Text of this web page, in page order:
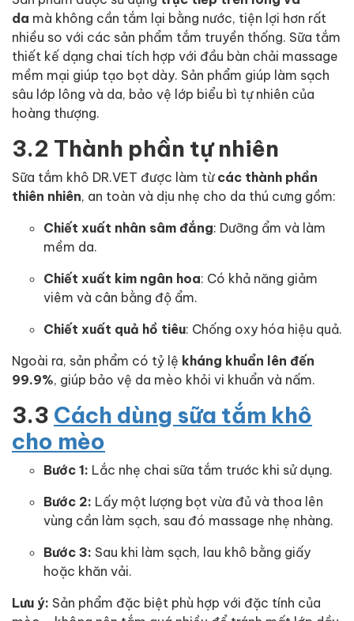
da mà không cần tắm lại bằng nước, tiện lợi hơn rất
nhiều so với các sản phẩm tắm truyền thống. Sữa tắm
thiết kế dạng chai tích hợp với đầu bàn chải massage
mềm mại giúp tạo bọt dày. Sản phẩm giúp làm sạch
sâu lớp lông và da, bảo vệ lớp biểu bì tự nhiên của
hoàng thượng.
3.2 Thành phần tự nhiên
Sữa tắm khô DR.VET được làm từ các thành phần
thiên nhiên , an toàn và dịu nhẹ cho da thú cưng gồm:
Chiết xuất nhân sâm đắng: Dưỡng ẩm và làm
mềm da.
Chiết xuất kim ngân hoa: Có khả năng giảm
viêm và cân bằng độ ẩm.
Chiết xuất quả hồ tiêu: Chống oxy hóa hiệu quả.
Ngoài ra, sản phẩm có tỷ lệ kháng khuẩn lên đến
99.9% , giúp bảo vệ da mèo khỏi vi khuẩn và nấm.
3.3 Cách dùng sữa tắm khô
cho mèo
Bước 1: Lắc nhẹ chai sữa tắm trước khi sử dụng.
Bước 2: Lấy một lượng bọt vừa đủ và thoa lên
vùng cần làm sạch, sau đó massage nhẹ nhàng.
Bước 3: Sau khi làm sạch, lau khô bằng giấy
hoặc khăn vải.
Lưu ý: Sản phẩm đặc biệt phù hợp với đặc tính của